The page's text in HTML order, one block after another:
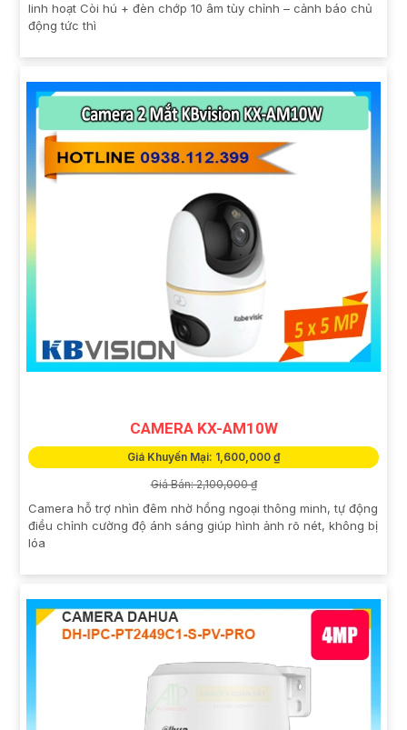
linh hoạt Còi hú + đèn chớp 10 âm tùy chỉnh – cảnh báo chủ
động tức thì
CAMERA KX-AM10W
Giá Khuyến Mại: 1,600,000 ₫
Giá Bán: 2,100,000 ₫
Camera hỗ trợ nhìn đêm nhờ hồng ngoại thông minh, tự động
điều chỉnh cường độ ánh sáng giúp hình ảnh rõ nét, không bị
lóa